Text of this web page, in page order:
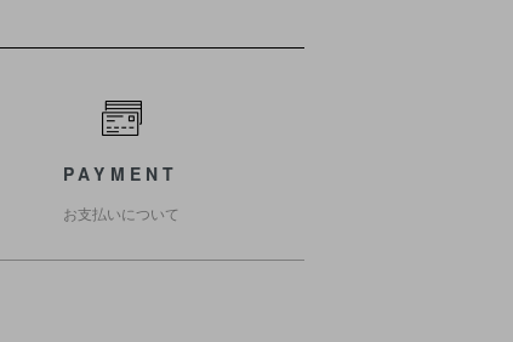
PAYMENT
お支払いについて